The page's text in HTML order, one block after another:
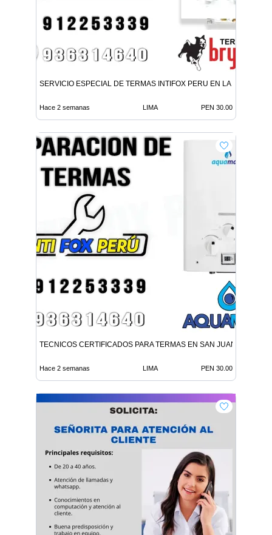
SERVICIO ESPECIAL DE TERMAS INTIFOX PERU EN LA MOLINA
Hace 2 semanas LIMA PEN 30.00
TECNICOS CERTIFICADOS PARA TERMAS EN SAN JUAN
Hace 2 semanas LIMA PEN 30.00